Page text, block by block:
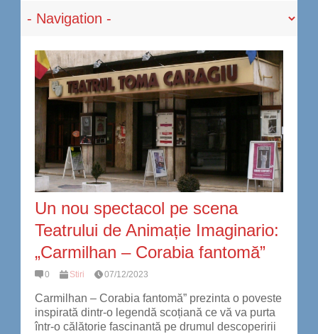
Un nou spectacol pe scena
Teatrului de Animație Imaginario:
„Carmilhan – Corabia fantomă”
0 Stiri 07/12/2023
Carmilhan – Corabia fantomă” prezinta o poveste
inspirată dintr-o legendă scoțiană ce vă va purta
într-o călătorie fascinantă pe drumul descoperirii